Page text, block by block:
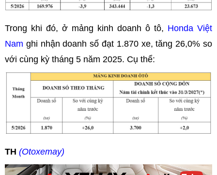
Trong khi đó, ở mảng kinh doanh ô tô, Honda Việt
Nam ghi nhận doanh số đạt 1.870 xe, tăng 26,0% so
với cùng kỳ tháng 5 năm 2025. Cụ thể:
TH (Otoxemay)